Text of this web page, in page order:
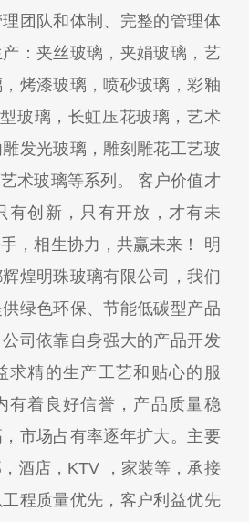
团队和体制、完整的管理体
：夹丝玻璃，夹娟玻璃，艺
烤漆玻璃，喷砂玻璃，彩釉
玻璃，长虹压花玻璃，艺术
发光玻璃，雕刻雕花工艺玻
术玻璃等系列。 客户价值才
有创新，只有开放，才有未
，相生协力，共赢未来！ 明
煌明珠玻璃有限公司，我们
绿色环保、节能低碳型产品
司依靠自身强大的产品开发
求精的生产工艺和贴心的服
有着良好信誉，产品质量稳
市场占有率逐年扩大。主要
酒店，KTV ，家装等，承接
程质量优先，客户利益优先